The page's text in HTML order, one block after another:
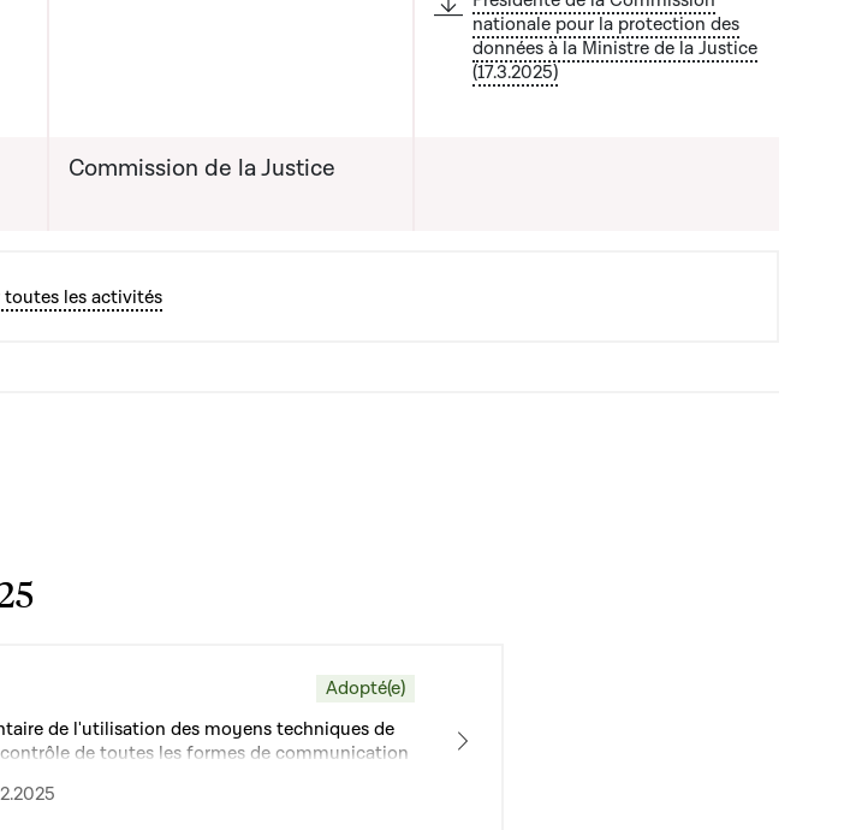
ou cacher tous les éléments de la liste qui précède
nationale pour la protection des
données à la Ministre de la Justice
(17.3.2025)
Commission de la Justice
toutes les activités
Adopté(e)
de l'utilisation des moyens techniques de
de toutes les formes de communication